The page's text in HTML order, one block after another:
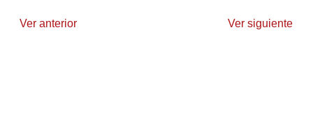
Ver anterior Ver siguiente